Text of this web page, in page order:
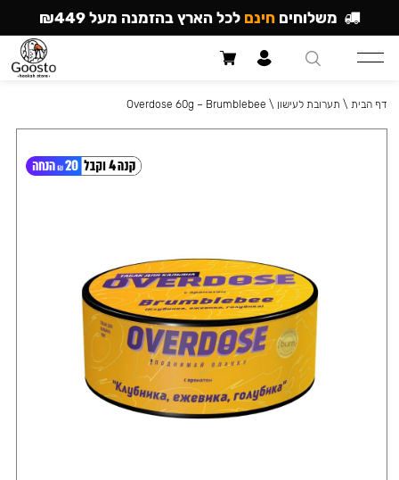
דף הבית \ תערובת לעישון \
Overdose 60g – Brumblebee
משלוחים חינם לכל הארץ בהזמנה מעל ₪449